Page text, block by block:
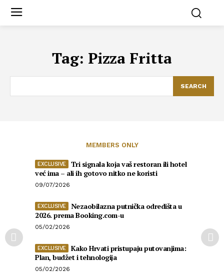
Tag: Pizza Fritta
SEARCH
MEMBERS ONLY
Tri signala koja vaš restoran ili hotel
već ima – ali ih gotovo nitko ne koristi
09/07/2026
Nezaobilazna putnička odredišta u
2026. prema Booking.com-u
05/02/2026
Kako Hrvati pristupaju putovanjima:
Plan, budžet i tehnologija
05/02/2026